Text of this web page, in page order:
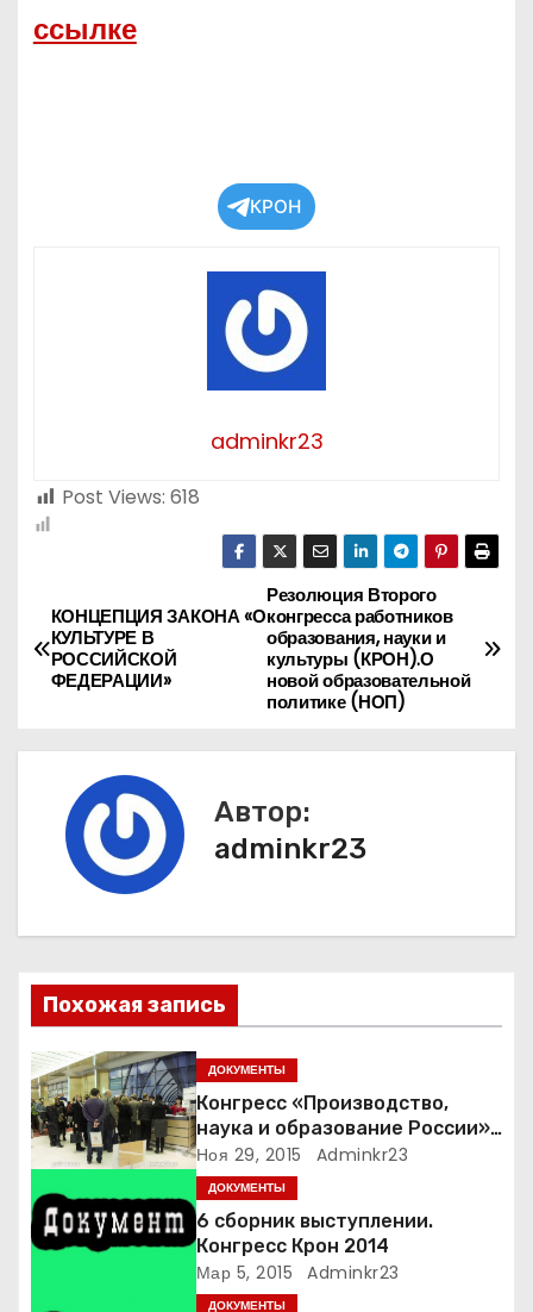
ссылке
КРОН
adminkr23
Post Views: 618
Н
а
и
я
п
о
з
а
п
Резолюция Второго
конгресса работников
образования, науки и
культуры (КРОН).О
новой образовательной
политике (НОП)
КОНЦЕПЦИЯ ЗАКОНА «О
КУЛЬТУРЕ В
РОССИЙСКОЙ
ФЕДЕРАЦИИ»
Автор:
adminkr23
Похожая запись
ДОКУМЕНТЫ
Конгресс «Производство,
наука и образование России»
-2
Ноя 29, 2015 Adminkr23
ДОКУМЕНТЫ
6 сборник выступлении.
Конгресс Крон 2014
Мар 5, 2015 Adminkr23
ДОКУМЕНТЫ